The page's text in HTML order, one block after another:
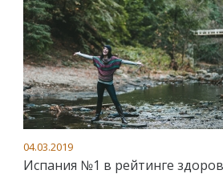
04.03.2019
Испания №1 в рейтинге